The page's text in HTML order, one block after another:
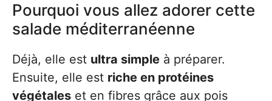
Pourquoi vous allez adorer cette
salade méditerranéenne
Déjà, elle est ultra simple à préparer.
Ensuite, elle est riche en protéines
végétales et en fibres grâce aux pois